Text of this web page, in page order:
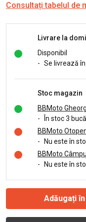
Consultați tabelul de
Livrare la
Disponibil
- Se livrează
Stoc magazin
BBMoto
-
În stoc 3
BBMoto
-
Nu este în
BBMoto
-
Nu este în
Adăugați